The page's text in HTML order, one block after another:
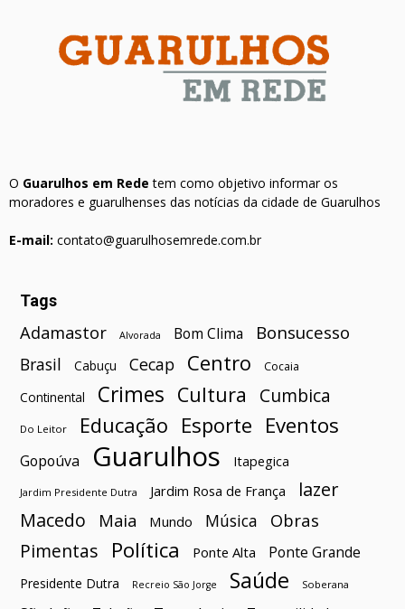
O Guarulhos em Rede tem como objetivo informar os
moradores e guarulhenses das notícias da cidade de Guarulhos
E-mail: contato@guarulhosemrede.com.br
Tags
Adamastor Alvorada Bom Clima Bonsucesso
Brasil Cabuçu Cecap Centro Cocaia
Continental Crimes Cultura Cumbica
Do Leitor Educação Esporte Eventos
Gopoúva Guarulhos Itapegica
Jardim Presidente Dutra Jardim Rosa de França
lazer
Macedo
Maia Mundo Música Obras
Pimentas Política Ponte Alta Ponte Grande
Presidente Dutra Recreio São Jorge Saúde Soberana